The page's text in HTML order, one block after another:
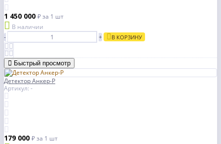
1 450 000 ₽за 1 шт
В наличии
-
+ В КОРЗИНУ
Быстрый просмотр
Детектор Анкер-Р
Артикул: -
179 000 ₽за 1 шт